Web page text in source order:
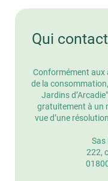
Qui
Conformément aux
de la
Jardins
gratuitement à un
vue d’une
Sas
222,